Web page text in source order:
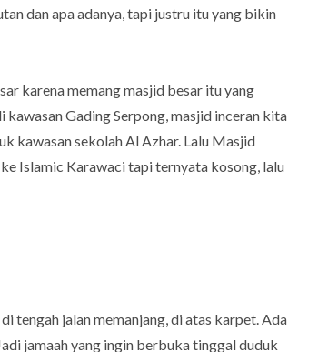
dan apa adanya, tapi justru itu yang bikin
karena memang masjid besar itu yang
Gading Serpong, masjid inceran kita
kawasan sekolah Al Azhar. Lalu Masjid
Islamic Karawaci tapi ternyata kosong, lalu
tengah jalan memanjang, di atas karpet. Ada
jamaah yang ingin berbuka tinggal duduk